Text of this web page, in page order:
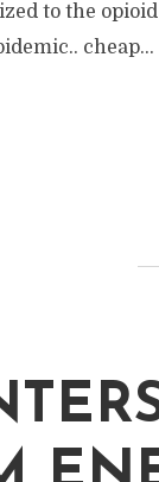
to the
cheap...